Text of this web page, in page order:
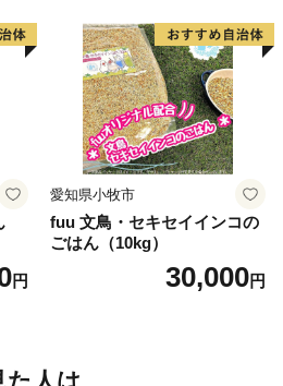
円
愛知県小牧市
fuu 文鳥・セキセイインコの
ごはん（10kg）
30,000円